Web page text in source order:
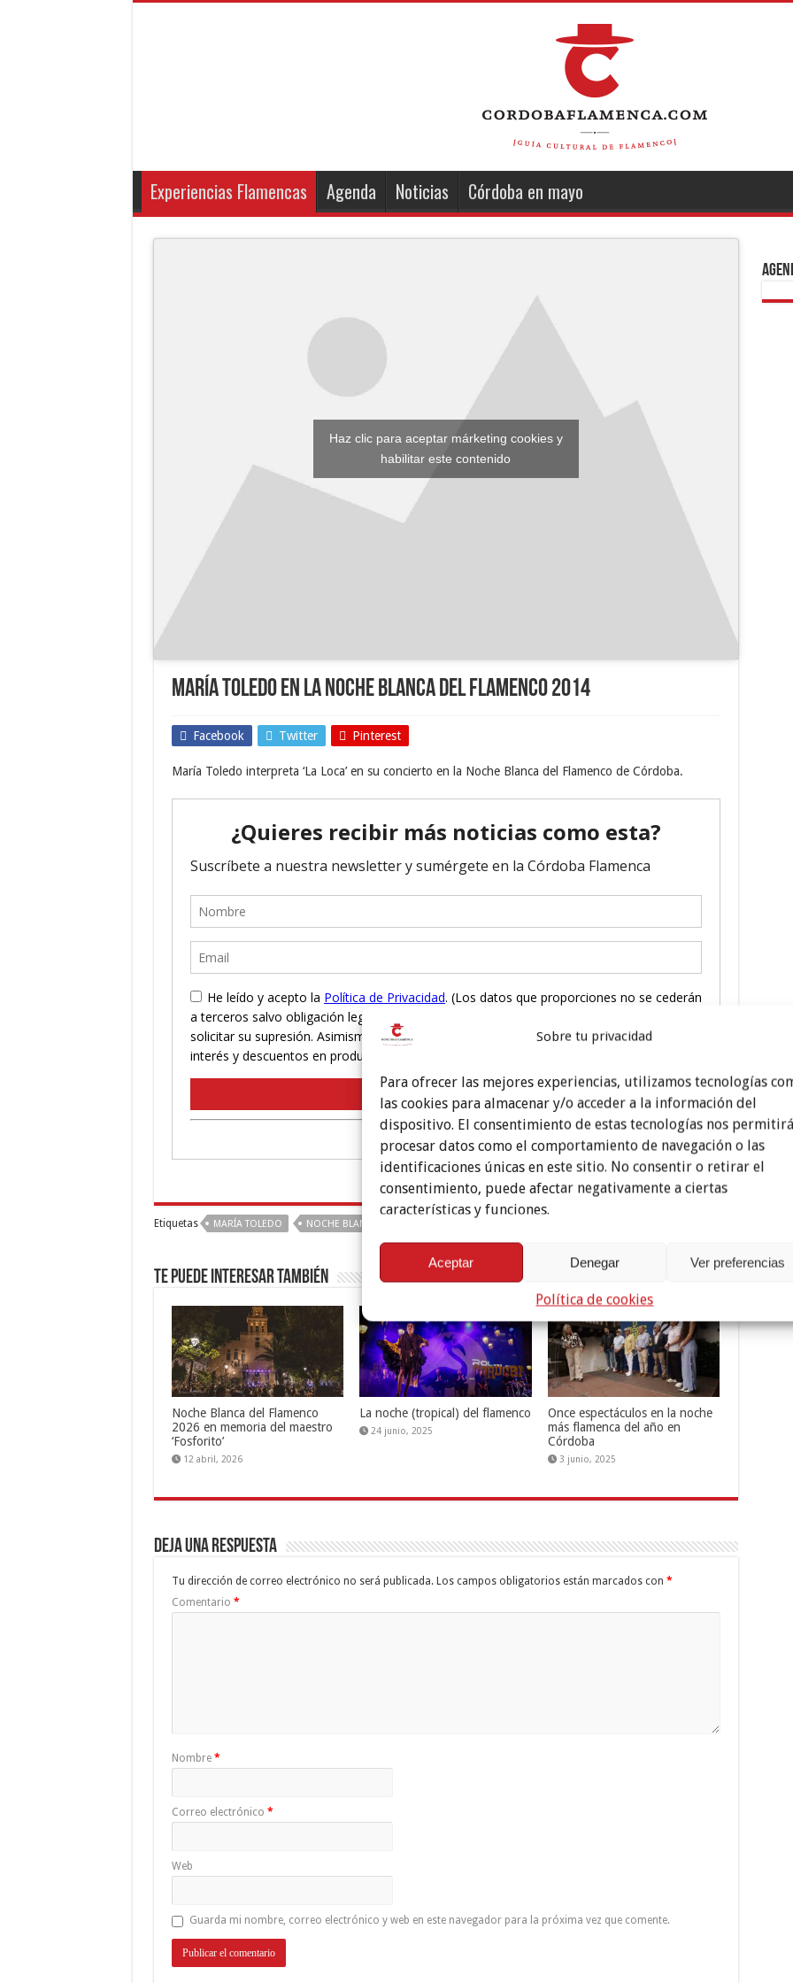
Sobre tu privacidad
Para ofrecer las mejores experiencias, utilizamos tecnologías
las cookies para almacenar y/o acceder a la información del
dispositivo. El consentimiento de estas tecnologías nos permitirá
procesar datos como el comportamiento de navegación o las
identificaciones únicas en este sitio. No consentir o retirar el
consentimiento, puede afectar negativamente a ciertas
características y funciones.
Aceptar Denegar Ver preferencias
Política de cookies
Experiencias Flamencas Agenda Noticias Córdoba en mayo
Haz clic para aceptar márketing cookies y
habilitar este contenido
María Toledo en la Noche Blanca del Flamenco 2014
Facebook Twitter Pinterest
María Toledo interpreta ‘La Loca’ en su concierto en la Noche Blanca del Flamenco de Córdoba.
Etiquetas MARÍA TOLEDO NOCHE BLANCA DEL FLAMENCO
Te puede interesar también
Noche Blanca del Flamenco
2026 en memoria del maestro
‘Fosforito’
12 abril, 2026
La noche (tropical) del flamenco
24 junio, 2025
Once espectáculos en la noche
más flamenca del año en
Córdoba
3 junio, 2025
Deja una respuesta
Tu dirección de correo electrónico no será publicada. Los campos obligatorios están marcados con *
Comentario *
Nombre *
Correo electrónico *
Web
Guarda mi nombre, correo electrónico y web en este navegador para la próxima vez que comente.